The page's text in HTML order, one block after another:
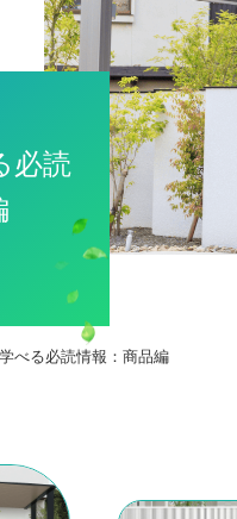
必読
べる必読情報：商品編